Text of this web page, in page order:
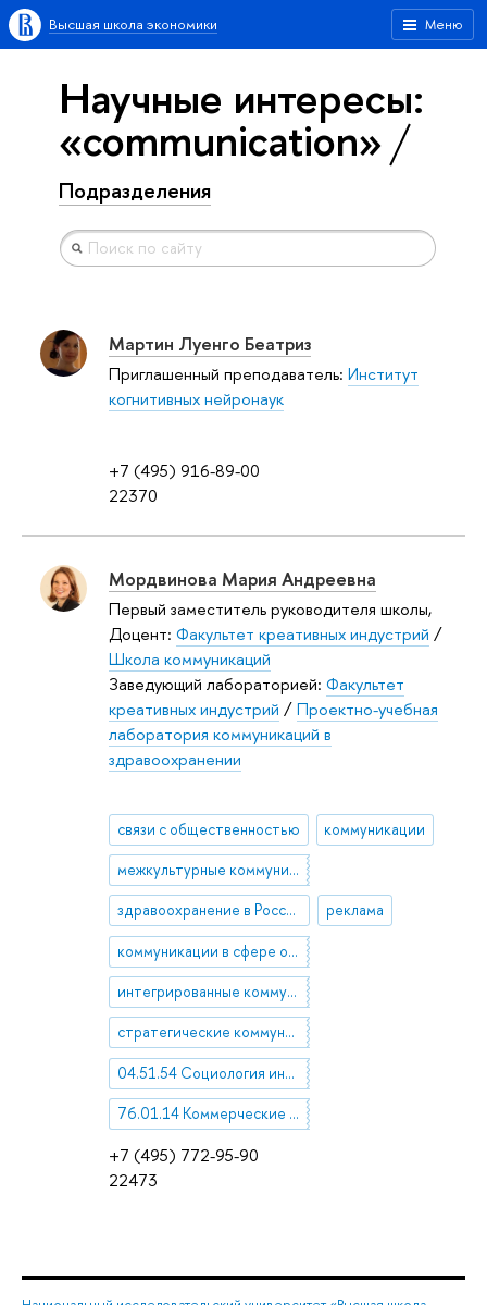
Меню
Высшая школа экономики
Научные интересы:
«communication»
Подразделения
+7 (495) 916-89-00
22370
Мартин Луенго Беатриз
Приглашенный преподаватель: Институт
когнитивных нейронаук
+7 (495) 772-95-90
22473
Мордвинова Мария Андреевна
Первый заместитель руководителя школы,
Доцент: Факультет креативных индустрий /
Школа коммуникаций
Заведующий лабораторией: Факультет
креативных индустрий /Проектно-учебная
лаборатория коммуникаций в
здравоохранении
связи с общественностью коммуникации
межкультурные коммуникации в здравоохранении
здравоохранение в России реклама
коммуникации в сфере общественного здоровья
интегрированные коммуникации
стратегические коммуникации
04.51.54 Социология информации и коммуникации
76.01.14 Коммерческие вопросы, маркетинг, конъюнктура, реклама в медицине и здравоохранении